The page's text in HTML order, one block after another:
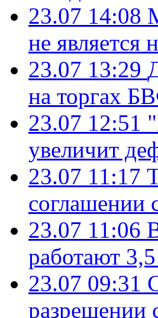
23.07 14:08
не является
23.07 13:29
на торгах
23.07 12:51
увеличит
23.07 11:17
соглашении
23.07 11:06
работают
23.07 09:31
разрешении